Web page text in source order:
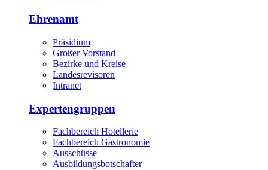
Ehrenamt
Präsidium
Großer Vorstand
Bezirke und Kreise
Landesrevisoren
Intranet
Expertengruppen
Fachbereich Hotellerie
Fachbereich Gastronomie
Ausschüsse
Ausbildungsbotschafter